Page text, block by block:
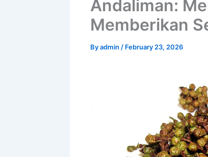
Andaliman:
Memberikan
Byadmin / February 23, 2026